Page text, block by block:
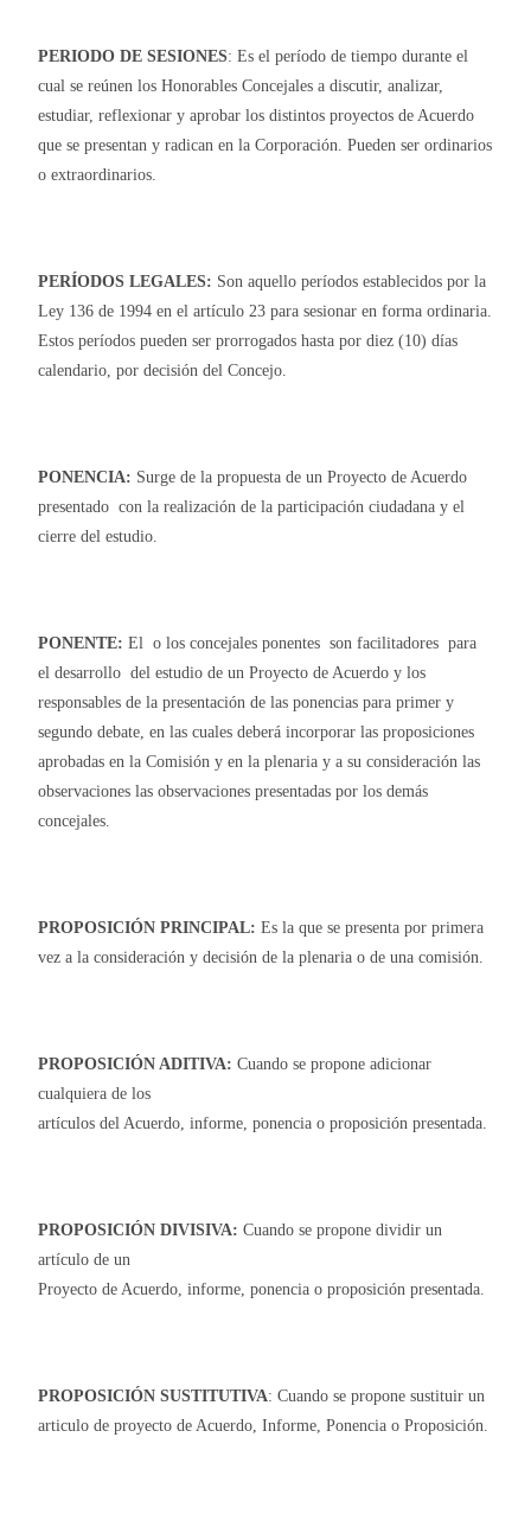
PERIODO DE SESIONES: Es el período de tiempo durante el
cual se reúnen los Honorables Concejales a discutir, analizar,
estudiar, reflexionar y aprobar los distintos proyectos de Acuerdo
que se presentan y radican en la Corporación. Pueden ser ordinarios
o extraordinarios.
PERÍODOS LEGALES: Son aquello períodos establecidos por la
Ley 136 de 1994 en el artículo 23 para sesionar en forma ordinaria.
Estos períodos pueden ser prorrogados hasta por diez (10) días
calendario, por decisión del Concejo.
PONENCIA: Surge de la propuesta de un Proyecto de Acuerdo
presentado con la realización de la participación ciudadana y el
cierre del estudio.
PONENTE: El o los concejales ponentes son facilitadores para
el desarrollo del estudio de un Proyecto de Acuerdo y los
responsables de la presentación de las ponencias para primer y
segundo debate, en las cuales deberá incorporar las proposiciones
aprobadas en la Comisión y en la plenaria y a su consideración las
observaciones las observaciones presentadas por los demás
concejales.
PROPOSICIÓN PRINCIPAL: Es la que se presenta por primera
vez a la consideración y decisión de la plenaria o de una comisión.
PROPOSICIÓN ADITIVA: Cuando se propone adicionar
cualquiera de los
artículos del Acuerdo, informe, ponencia o proposición presentada.
PROPOSICIÓN DIVISIVA:Cuando se propone dividir un
artículo de un
Proyecto de Acuerdo, informe, ponencia o proposición presentada.
PROPOSICIÓN SUSTITUTIVA: Cuando se propone sustituir un
articulo de proyecto de Acuerdo, Informe, Ponencia o Proposición.